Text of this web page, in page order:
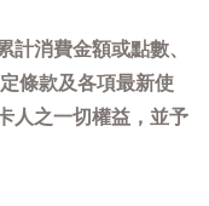
計消費金額或點數、
條款及各項最新使
人之一切權益，並予